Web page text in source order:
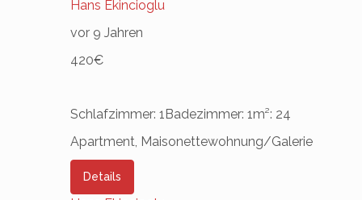
Hans Ekincioglu
vor 9 Jahren
420€
Schlafzimmer: 1 Badezimmer: 1m²: 24
Apartment, Maisonettewohnung/Galerie
Details